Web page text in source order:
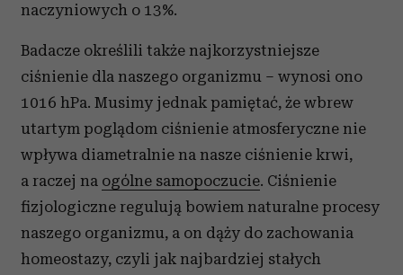
naczyniowych o 13%.
Badacze określili także najkorzystniejsze
ciśnienie dla naszego organizmu – wynosi ono
1016 hPa. Musimy jednak pamiętać, że wbrew
utartym poglądom ciśnienie atmosferyczne nie
wpływa diametralnie na nasze ciśnienie krwi,
a raczej na ogólne samopoczucie. Ciśnienie
fizjologiczne regulują bowiem naturalne procesy
naszego organizmu, a on dąży do zachowania
homeostazy, czyli jak najbardziej stałych